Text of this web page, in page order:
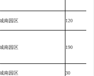
南园区 120
南园区 190
南园区 30